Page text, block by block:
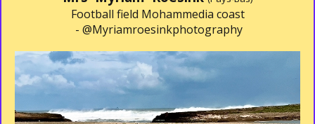
Football field Mohammedia coast
- @Myriamroesinkphotography